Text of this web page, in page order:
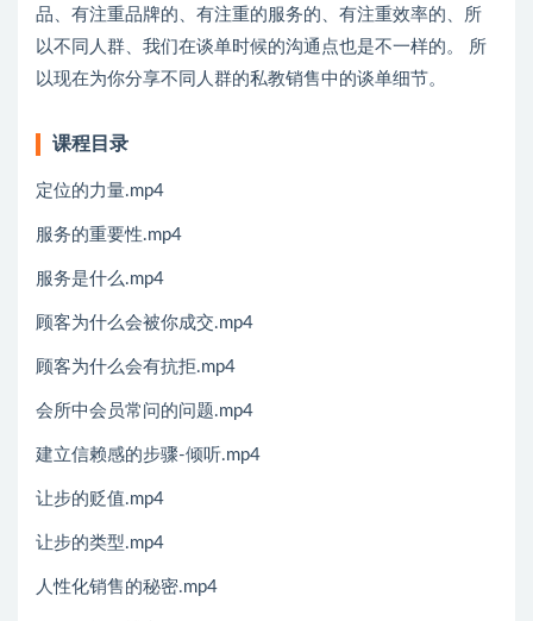
品、有注重品牌的、有注重的服务的、有注重效率的、所
以不同人群、我们在谈单时候的沟通点也是不一样的。 所
以现在为你分享不同人群的私教销售中的谈单细节。
课程目录
定位的力量.mp4
服务的重要性.mp4
服务是什么.mp4
顾客为什么会被你成交.mp4
顾客为什么会有抗拒.mp4
会所中会员常问的问题.mp4
建立信赖感的步骤-倾听.mp4
让步的贬值.mp4
让步的类型.mp4
人性化销售的秘密.mp4